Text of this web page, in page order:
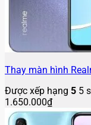
Thay màn hình
Được xếp hạng 5 5
1.650.000₫